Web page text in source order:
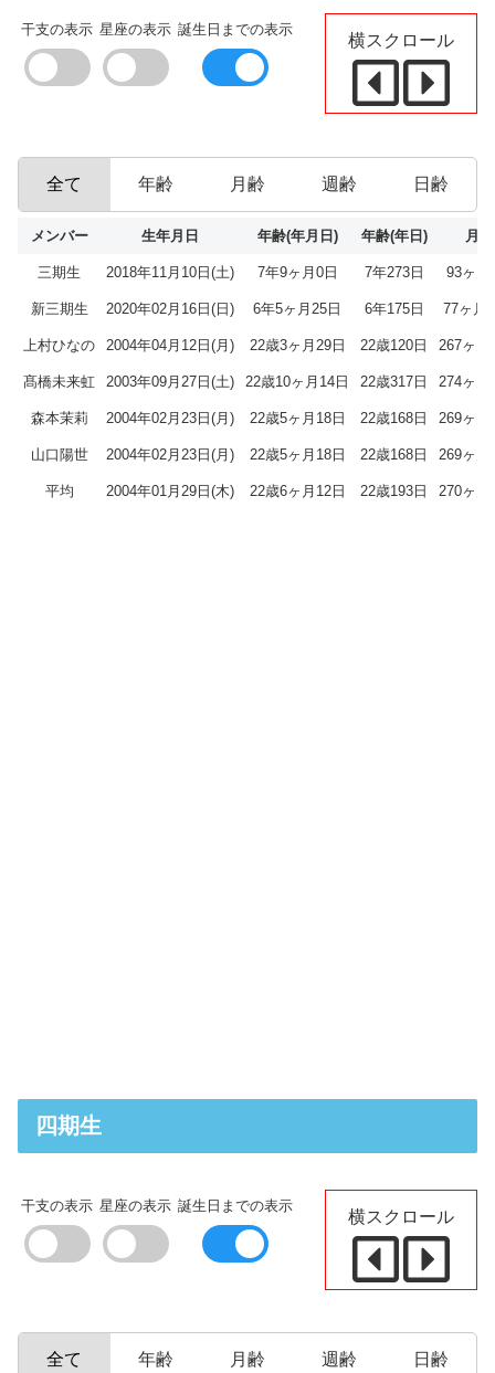
干支の表示 星座の表示 誕生日までの表示
横スクロール
全て 年齢 月齢 週齢 日齢
メンバー 生年月日 年齢(年月日) 年齢(年日) 月齢
三期生 2018年11月10日(土) 7年9ヶ月0日 7年273日 93ヶ月
新三期生 2020年02月16日(日) 6年5ヶ月25日 6年175日 77ヶ月
上村ひなの 2004年04月12日(月) 22歳3ヶ月29日 22歳120日 267ヶ月
髙橋未来虹 2003年09月27日(土) 22歳10ヶ月14日 22歳317日 274ヶ月
森本茉莉 2004年02月23日(月) 22歳5ヶ月18日 22歳168日 269ヶ月
山口陽世 2004年02月23日(月) 22歳5ヶ月18日 22歳168日 269ヶ月
平均 2004年01月29日(木) 22歳6ヶ月12日 22歳193日 270ヶ月
四期生
干支の表示 星座の表示 誕生日までの表示
横スクロール
全て 年齢 月齢 週齢 日齢